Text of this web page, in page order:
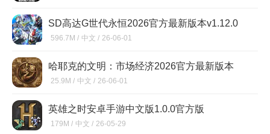
SD高达G世代永恒2026官方最新版本v1.12.0
免费版
596.7M / 中文 / 26-06-01
哈耶克的文明：市场经济2026官方最新版本
v1.55.3最新版
25.9M / 中文 / 26-06-01
英雄之时安卓手游中文版1.0.0官方版
179M / 中文 / 26-05-29